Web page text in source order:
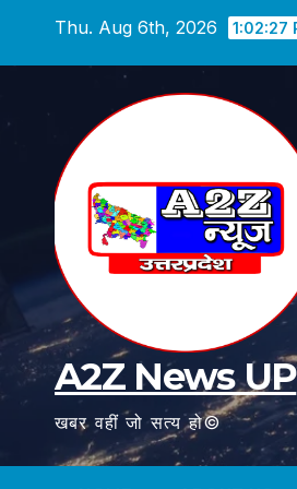
Thu. Aug 6th, 2026 1:02:28
A2Z News UP
खबर वहीं जो सत्य हो©